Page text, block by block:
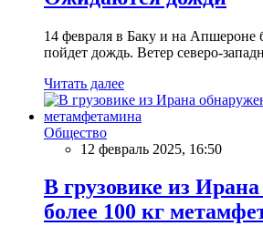
14 февраля в Баку и на Апшероне
пойдет дождь. Ветер северо-
Читать далее
Общество
12 февраль 2025, 16:50
В грузовике из
более 100 кг